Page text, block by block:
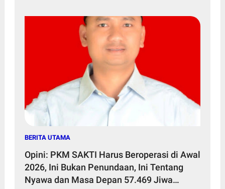
BERITA UTAMA
Opini: PKM SAKTI Harus Beroperasi di Awal
2026, Ini Bukan Penundaan, Ini Tentang
Nyawa dan Masa Depan 57.469 Jiwa